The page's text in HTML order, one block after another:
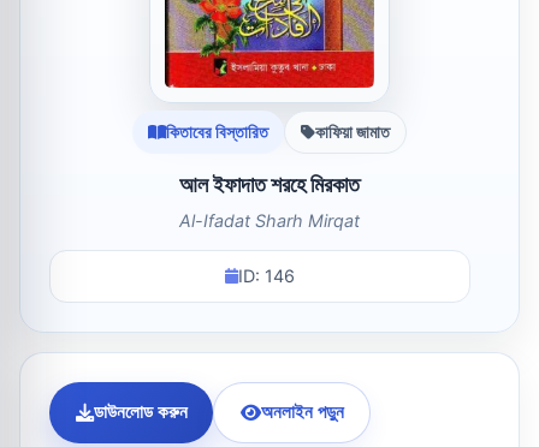
কিতাবের বিস্তারিত কাফিয়া জামাত
আল ইফাদাত শরহে মিরকাত
Al-Ifadat Sharh Mirqat
ID: 146
ডাউনলোড করুন অনলাইন পড়ুন